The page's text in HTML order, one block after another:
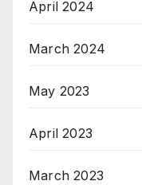
April 2024
March 2024
May 2023
April 2023
March 2023